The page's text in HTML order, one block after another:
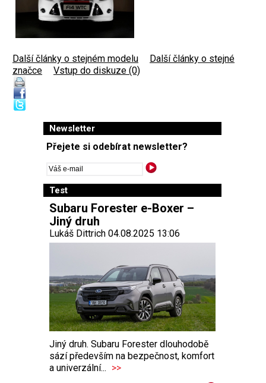
Další články o stejném modelu
Další články o stejné
značce
Vstup do diskuze (0)
Newsletter
Přejete si odebírat newsletter?
Test
Subaru Forester e-Boxer –
Jiný druh
Lukáš Dittrich 04.08.2025 13:06
Jiný druh. Subaru Forester dlouhodobě
sází především na bezpečnost, komfort
a univerzální... >>